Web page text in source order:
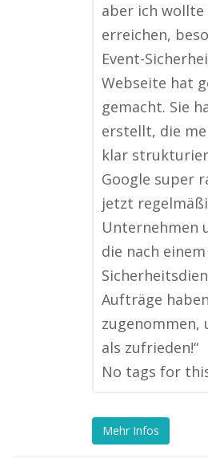
aber ich wollte
erreichen,
Event-
Webseite hat
gemacht. Sie
erstellt, die
klar
Google super
jetzt
Unternehmen
die nach
Aufträge
zugenommen,
als zufrieden!“
No tags for
Mehr Infos